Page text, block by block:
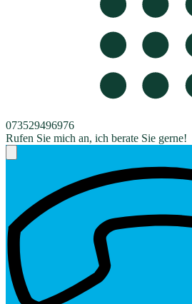
073529496976
Rufen Sie mich an, ich berate Sie gerne!